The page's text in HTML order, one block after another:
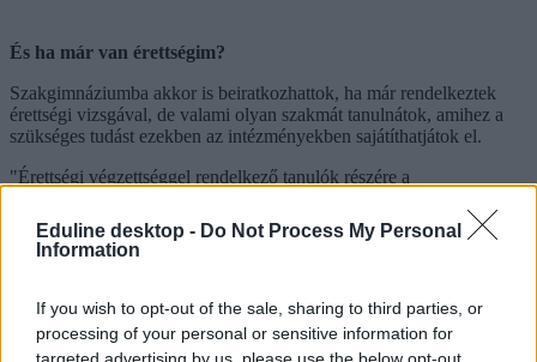
Eduline desktop - Do Not Process My Personal
Information
If you wish to opt-out of the sale, sharing to third parties, or
processing of your personal or sensitive information for
És ha már van érettségim?
Szakgimnáziumba akkor is beiratkozhattok, ha már rendelkeztek
érettségi vizsgával, de valami olyan szakmát tanulnátok, amihez a
szükséges tudást ezekben az intézményekben sajátíthatjátok el.
"Érettségi végzettséggel rendelkező tanulók részére a
szakgimnáziumi szakképesítésre felkészítő évfolyamok száma kettő.
Ebben az esetben a szakgimnázium a képesítő vizsgára történő
felkészítést a tizenharmadiktizennegyedik évfolyamon szervezi
A négy évfolyamos gimnáziumokról
ebben a cikkünkben
olvashattok. A
nemzetközi iskolákról szóló anyagunkat itt éritek el.